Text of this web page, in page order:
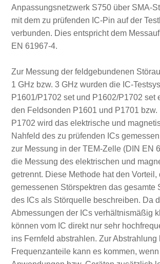
Anpassungsnetzwerk S750 über
mit dem zu prüfenden IC‑Pin auf der
verbunden. Dies entspricht dem
EN 61967‑4.
Zur Messung der feldgebundenen
1 GHz bzw. 3 GHz wurden die
P1601/P1702 set und P1602/P1702 set
den Feldsonden P1601 und P1701 bzw.
P1702 wird das elektrische und
Nahfeld des zu prüfenden ICs
zur Messung in der TEM‑Zelle (DIN EN
die Messung des elektrischen und
getrennt. Diese Methode hat den Vorteil,
gemessenen Störspektren das gesamte
des ICs als Störquelle beschreiben. Da
Abmessungen der ICs verhältnismäßig
können vom IC direkt nur sehr
ins Fernfeld abstrahlen. Zur Abstrahlung
Frequenzanteile kann es kommen,